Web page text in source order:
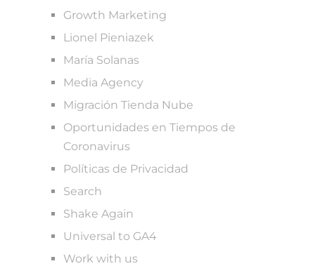
Growth Marketing
Lionel Pieniazek
María Solanas
Media Agency
Migración Tienda Nube
Oportunidades en Tiempos de
Coronavirus
Políticas de Privacidad
Search
Shake Again
Universal to GA4
Work with us